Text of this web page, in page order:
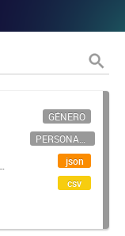
GÉNERO
PERSONAL CIENTÍFICO-TECNOLÓGICO
json
csv